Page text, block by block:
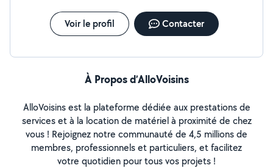
Voir le profil Contacter
À Propos d’AlloVoisins
AlloVoisins est la plateforme dédiée aux prestations de
services et à la location de matériel à proximité de chez
vous ! Rejoignez notre communauté de 4,5 millions de
membres, professionnels et particuliers, et facilitez
votre quotidien pour tous vos projets !